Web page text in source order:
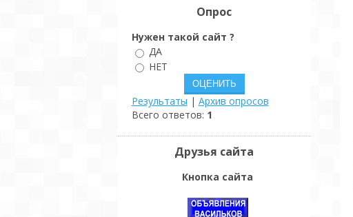
Опрос
Нужен такой сайт ?
ДА
НЕТ
Результаты | Архив опросов
Всего ответов: 1
Друзья сайта
Кнопка сайта